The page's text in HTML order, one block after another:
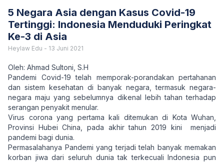
5 Negara Asia dengan Kasus Covid-19
Tertinggi: Indonesia Menduduki Peringkat
Ke-3 di Asia
Heylaw Edu - 13 Juni 2021
Oleh: Ahmad Sultoni, S.H
Pandemi Covid-19 telah memporak-porandakan pertahanan
dan sistem kesehatan di banyak negara, termasuk negara-
negara maju yang sebelumnya dikenal lebih tahan terhadap
serangan penyakit menular.
Virus corona yang pertama kali ditemukan di Kota Wuhan,
Provinsi Hubei China, pada akhir tahun 2019 kini menjadi
pandemi bagi dunia.
Permasalahanya Pandemi yang terjadi telah banyak memakan
korban jiwa dari seluruh dunia tak terkecuali Indonesia pun